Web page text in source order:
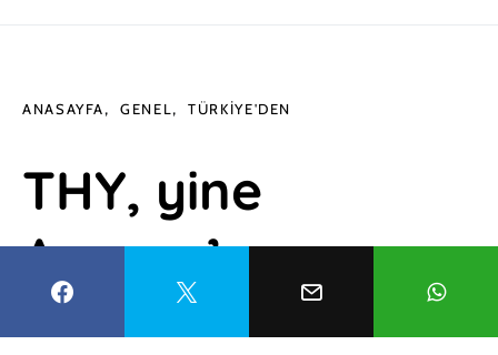
ANASAYFA GENEL TÜRKIYE'DEN
THY, yine
Avrupa’nın
zirvesinde!